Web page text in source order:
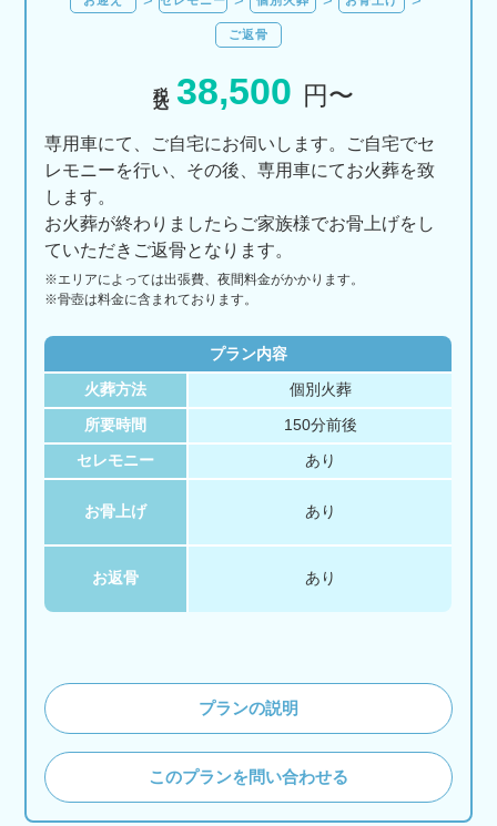
ご返骨
38,500 円〜
専用車にて、ご自宅にお伺いします。ご自宅でセ
レモニーを行い、その後、専用車にてお火葬を致
します。
お火葬が終わりましたらご家族様でお骨上げをし
ていただきご返骨となります。
※エリアによっては出張費、夜間料金がかかります。
※骨壺は料金に含まれております。
プラン内容
火葬方法 個別火葬
所要時間 150分前後
セレモニー あり
お骨上げ あり
お返骨 あり
プランの説明
このプランを問い合わせる